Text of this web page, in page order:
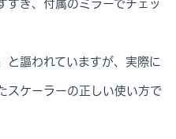
すぎ、付属のミラーでチェッ
と謳われていますが、実際に
スケーラーの正しい使い方で